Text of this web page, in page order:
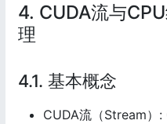
4. CUDA流与
理
4.1. 基本概念
CUDA流（Stream）: